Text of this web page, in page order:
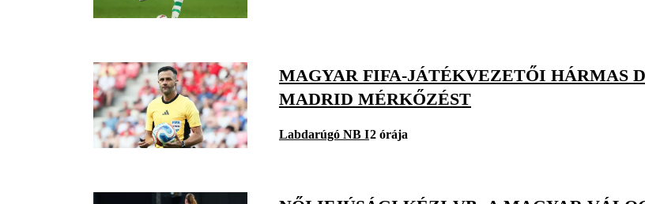
MAGYAR FIFA-JÁTÉKVEZETŐI HÁRMAS
MADRID MÉRKŐZÉST
Labdarúgó NB I2 órája